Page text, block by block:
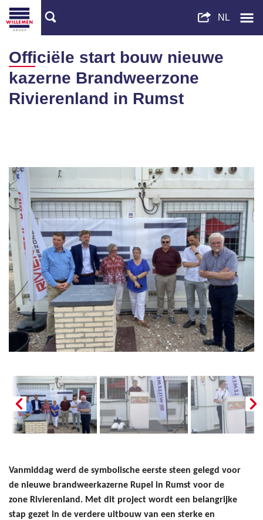
Officiële start bouw nieuwe
kazerne Brandweerzone
Rivierenland in Rumst
Vanmiddag werd de symbolische eerste steen gelegd voor
de nieuwe brandweerkazerne Rupel in Rumst voor de
zone Rivierenland. Met dit project wordt een belangrijke
stap gezet in de verdere uitbouw van een sterke en